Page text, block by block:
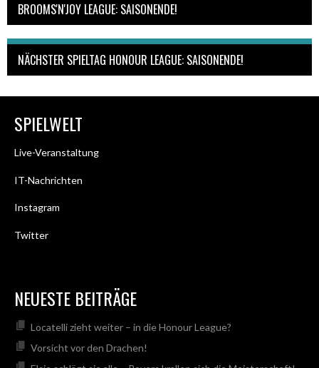
BROOMS'N'JOY LEAGUE: SAISONENDE!
NÄCHSTER SPIELTAG HONOUR LEAGUE: SAISONENDE!
SPIELWELT
Live-Veranstaltung
IT-Nachrichten
Instagram
Twitter
NEUESTE BEITRÄGE
Locatelli zieht weiter – in die Honour League?
Vorsicht vor den Drachen!